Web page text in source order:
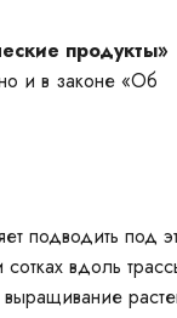
продукты»
и в законе «Об
подводить под
вдоль